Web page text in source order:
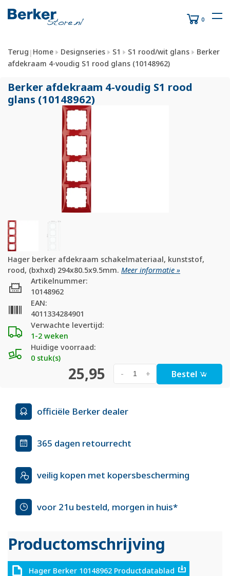
0
Terug | Home Designseries S1 S1 rood/wit glans
Berker
afdekraam 4-voudig S1 rood glans (10148962)
Berker afdekraam 4-voudig S1 rood
glans (10148962)
Hager berker afdekraam schakelmateriaal, kunststof,
rood, (bxhxd) 294x80.5x9.5mm. Meer informatie »
Verwachte levertijd:
1-2 weken
Huidige voorraad:
0 stuk(s)
Artikelnummer:
10148962
EAN:
4011334284901
25,95 +
- Bestel
officiële Berker dealer
365 dagen retourrecht
veilig kopen met kopersbescherming
voor 21u besteld, morgen in huis*
Productomschrijving
Hager Berker 10148962 Productdatablad